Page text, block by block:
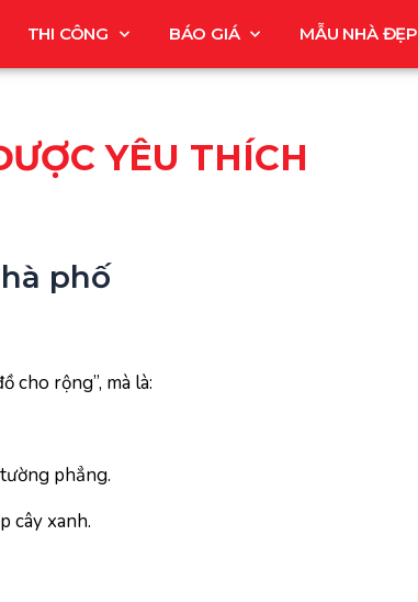
THI CÔNG BÁO GIÁ MẪU NHÀ ĐẸP
YÊU THÍCH
phố
cho rộng”, mà là:
phẳng.
cây xanh.